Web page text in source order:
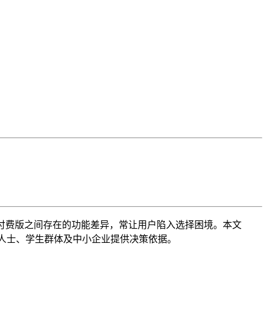
版之间存在的功能差异，常让用户陷入选择困境。本文
、学生群体及中小企业提供决策依据。